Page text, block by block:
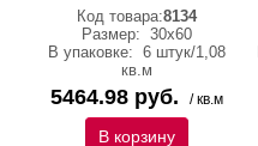
Код товара:8134
Размер: 30х60
В упаковке: 6 штук/1,08
кв.м
5464.98 руб. / кв.м
В корзину